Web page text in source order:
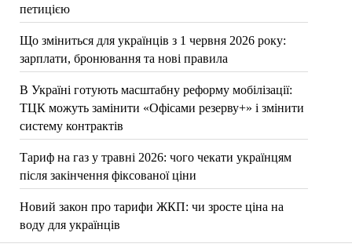
петицією
Що зміниться для українців з 1 червня 2026 року:
зарплати, бронювання та нові правила
В Україні готують масштабну реформу мобілізації:
ТЦК можуть замінити «Офісами резерву+» і змінити
систему контрактів
Тариф на газ у травні 2026: чого чекати українцям
після закінчення фіксованої ціни
Новий закон про тарифи ЖКП: чи зросте ціна на
воду для українців